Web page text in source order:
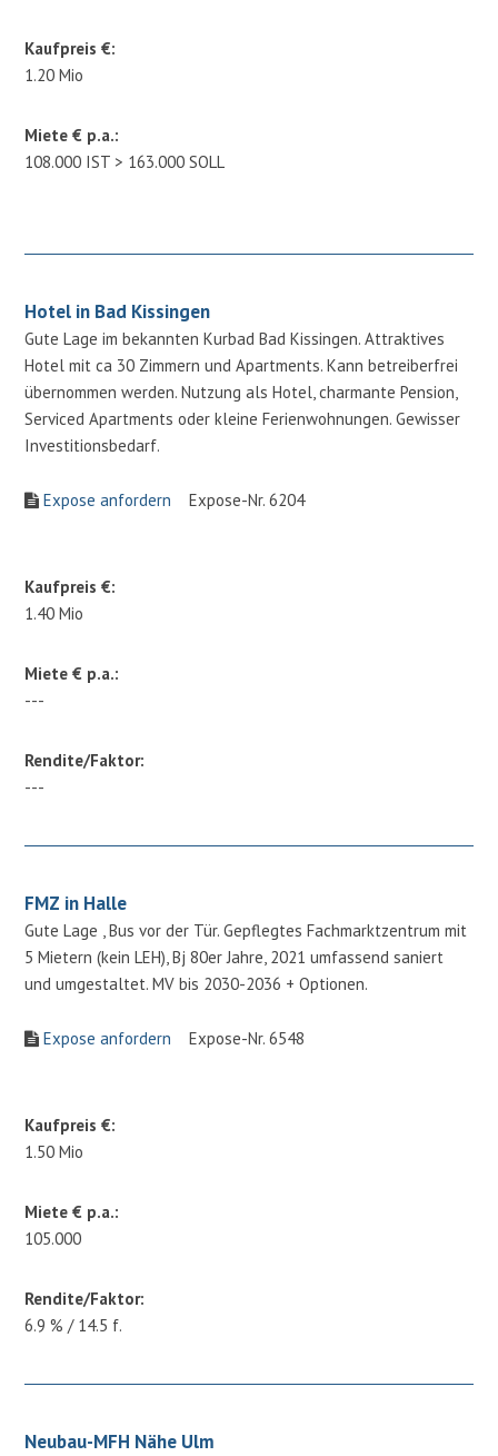
Kaufpreis €:
1.20 Mio
Miete € p.a.:
108.000 IST > 163.000 SOLL
Hotel in Bad Kissingen
Gute Lage im bekannten Kurbad Bad Kissingen. Attraktives
Hotel mit ca 30 Zimmern und Apartments. Kann betreiberfrei
übernommen werden. Nutzung als Hotel, charmante Pension,
Serviced Apartments oder kleine Ferienwohnungen. Gewisser
Investitionsbedarf.
Expose anfordern Expose-Nr. 6204
Kaufpreis €:
1.40 Mio
Miete € p.a.:
---
Rendite/Faktor:
---
FMZ in Halle
Gute Lage , Bus vor der Tür. Gepflegtes Fachmarktzentrum mit
5 Mietern (kein LEH), Bj 80er Jahre, 2021 umfassend saniert
und umgestaltet. MV bis 2030-2036 + Optionen.
Expose anfordern Expose-Nr. 6548
Kaufpreis €:
1.50 Mio
Miete € p.a.:
105.000
Rendite/Faktor:
6.9 % / 14.5 f.
Neubau-MFH Nähe Ulm